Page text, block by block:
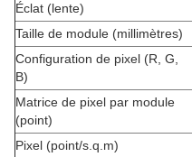
Éclat (lente)
Taille de module (millimètres)
Configuration de pixel (R, G,
B)
Matrice de pixel par module
(point)
Pixel (point/s.q.m)